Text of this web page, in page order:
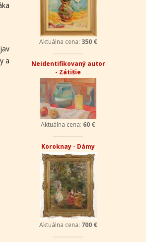
a
Aktuálna cena: 350 €
Neidentifikovaný autor
- Zátišie
Aktuálna cena: 60 €
Koroknay - Dámy
Aktuálna cena: 700 €